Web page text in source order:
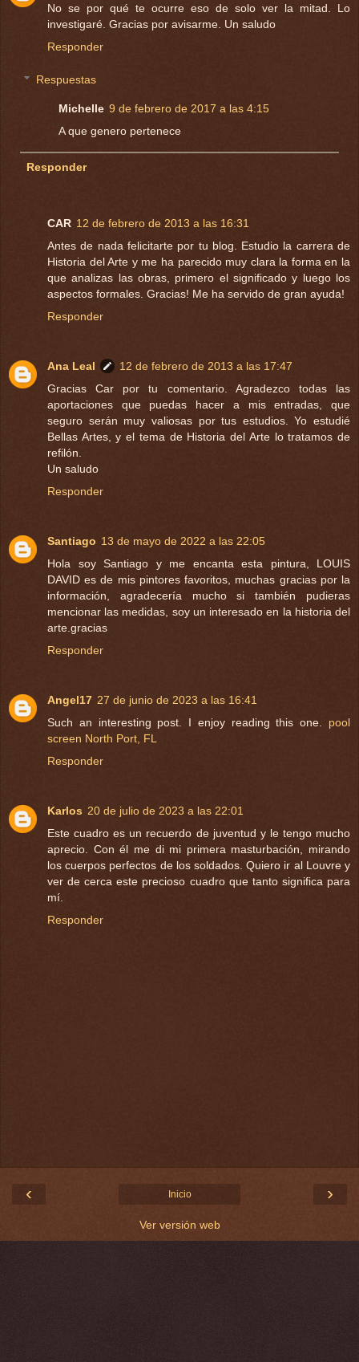
No se por qué te ocurre eso de solo ver la mitad. Lo
investigaré. Gracias por avisarme. Un saludo
Responder
Respuestas
Michelle 9 de febrero de 2017 a las 4:15
A que genero pertenece
Responder
CAR 12 de febrero de 2013 a las 16:31
Antes de nada felicitarte por tu blog. Estudio la carrera de
Historia del Arte y me ha parecido muy clara la forma en la
que analizas las obras, primero el significado y luego los
aspectos formales. Gracias! Me ha servido de gran ayuda!
Responder
Ana Leal
12 de febrero de 2013 a las 17:47
Gracias Car por tu comentario. Agradezco todas las
aportaciones que puedas hacer a mis entradas, que
seguro serán muy valiosas por tus estudios. Yo estudié
Bellas Artes, y el tema de Historia del Arte lo tratamos de
refilón.
Un saludo
Responder
Santiago 13 de mayo de 2022 a las 22:05
Hola soy Santiago y me encanta esta pintura, LOUIS
DAVID es de mis pintores favoritos, muchas gracias por la
información, agradecería mucho si también pudieras
mencionar las medidas, soy un interesado en la historia del
arte.gracias
Responder
Angel17 27 de junio de 2023 a las 16:41
Such an interesting post. I enjoy reading this one. pool
screen North Port, FL
Responder
Karlos 20 de julio de 2023 a las 22:01
Este cuadro es un recuerdo de juventud y le tengo mucho
aprecio. Con él me di mi primera masturbación, mirando
los cuerpos perfectos de los soldados. Quiero ir al Louvre y
ver de cerca este precioso cuadro que tanto significa para
mí.
Responder
‹ ›
Inicio
Ver versión web